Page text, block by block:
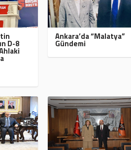
D-8
Ankara’da “Malatya”
Gündemi